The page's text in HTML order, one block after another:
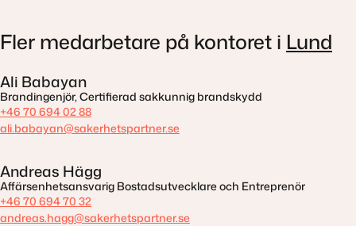
Fler medarbetare på kontoret i Lund
Ali Babayan
Brandingenjör, Certifierad sakkunnig brandskydd
+46 70 694 02 88
ali.babayan@sakerhetspartner.se
Andreas Hägg
Affärsenhetsansvarig Bostadsutvecklare och Entreprenör
+46 70 694 70 32
andreas.hagg@sakerhetspartner.se